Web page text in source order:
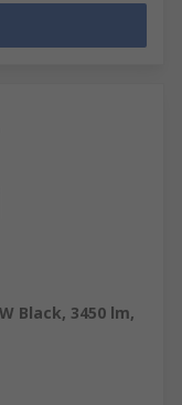
Black, 3450 lm,